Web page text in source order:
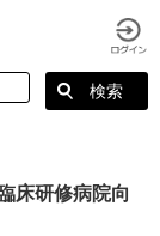
床研修病院向